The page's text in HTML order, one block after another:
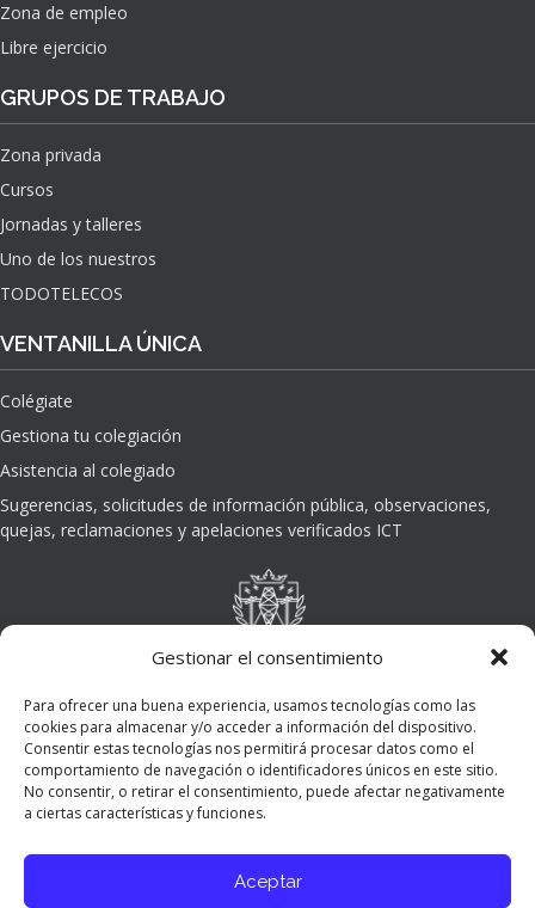
Gestionar el consentimiento
Para ofrecer una buena experiencia, usamos tecnologías como las
cookies para almacenar y/o acceder a información del dispositivo.
Consentir estas tecnologías nos permitirá procesar datos como el
comportamiento de navegación o identificadores únicos en este sitio.
No consentir, o retirar el consentimiento, puede afectar negativamente
a ciertas características y funciones.
Aceptar
Zona de empleo
Libre ejercicio
GRUPOS DE TRABAJO
Zona privada
Cursos
Jornadas y talleres
Uno de los nuestros
TODOTELECOS
VENTANILLA ÚNICA
Colégiate
Gestiona tu colegiación
Asistencia al colegiado
Sugerencias, solicitudes de información pública, observaciones,
quejas, reclamaciones y apelaciones verificados ICT